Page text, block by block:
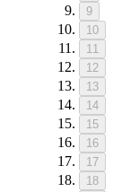
9
10
11
12
13
14
15
16
17
18